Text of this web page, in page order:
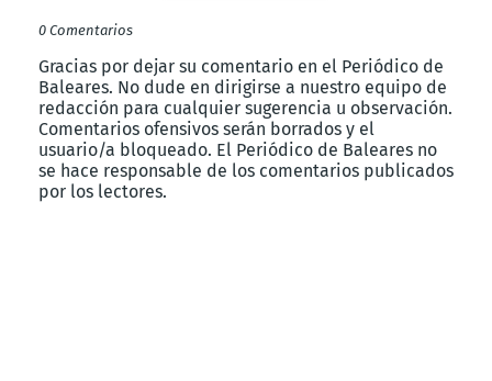
0 Comentarios
Gracias por dejar su comentario en el Periódico de
Baleares. No dude en dirigirse a nuestro equipo de
redacción para cualquier sugerencia u observación.
Comentarios ofensivos serán borrados y el
usuario/a bloqueado. El Periódico de Baleares no
se hace responsable de los comentarios publicados
por los lectores.